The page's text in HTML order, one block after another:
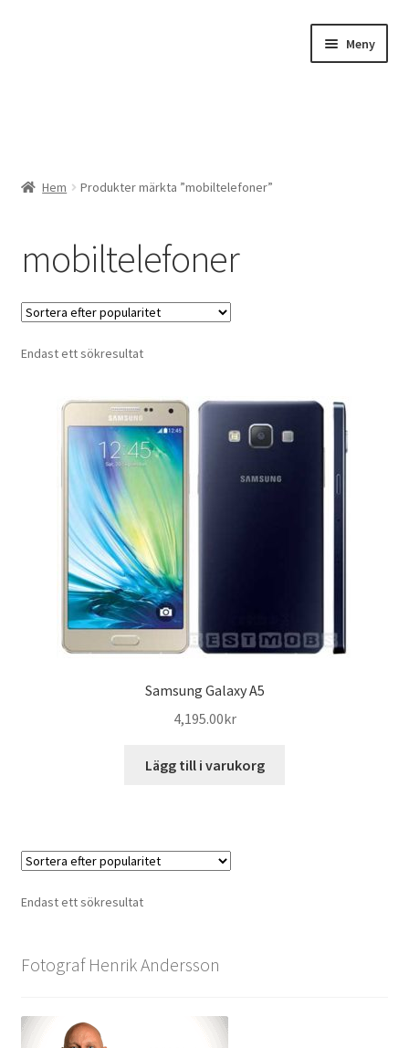
Meny
Överföringar
Tillbehör
Kampanj
Studio / Atelje
B.A Foto i Lund
Kontakta Oss
Hem Produkter märkta ”mobiltelefoner”
mobiltelefoner
Endast ett sökresultat
Samsung Galaxy A5
4,195.00kr
Lägg till i varukorg
Endast ett sökresultat
Fotograf Henrik Andersson